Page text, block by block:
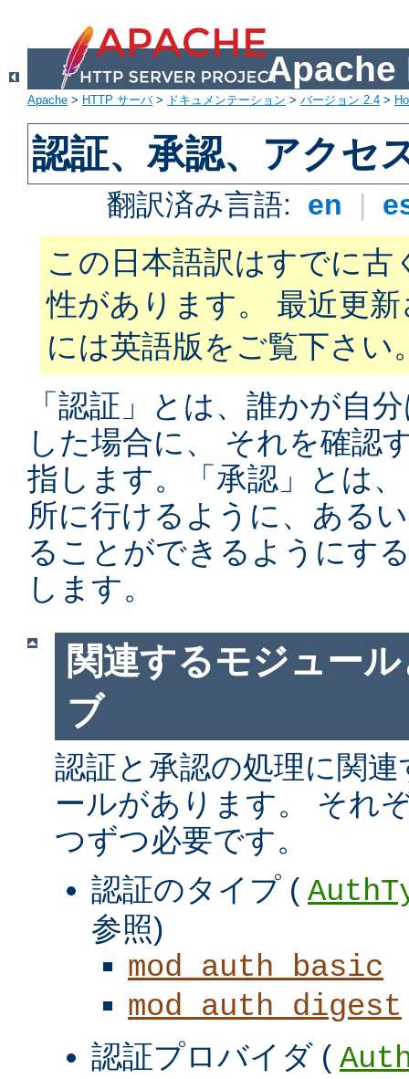
Apache
Apache > HTTP サーバ> ドキュメンテーション > バージョン 2.4 >
認証、承認、アクセ
翻訳済み言語: en |
この日本語訳はすでに古
性があります。 最近更
には英語版をご覧下さい
「認証」とは、誰かが自
した場合に、 それを確認
指します。「承認」とは
所に行けるように、ある
ることができるようにす
します。
関連するモジュー
ブ
認証と承認の処理に関
ールがあります。 それ
つずつ必要です。
認証のタイプ (
参照)
mod_auth_basic
mod_auth_digest
認証プロバイダ (